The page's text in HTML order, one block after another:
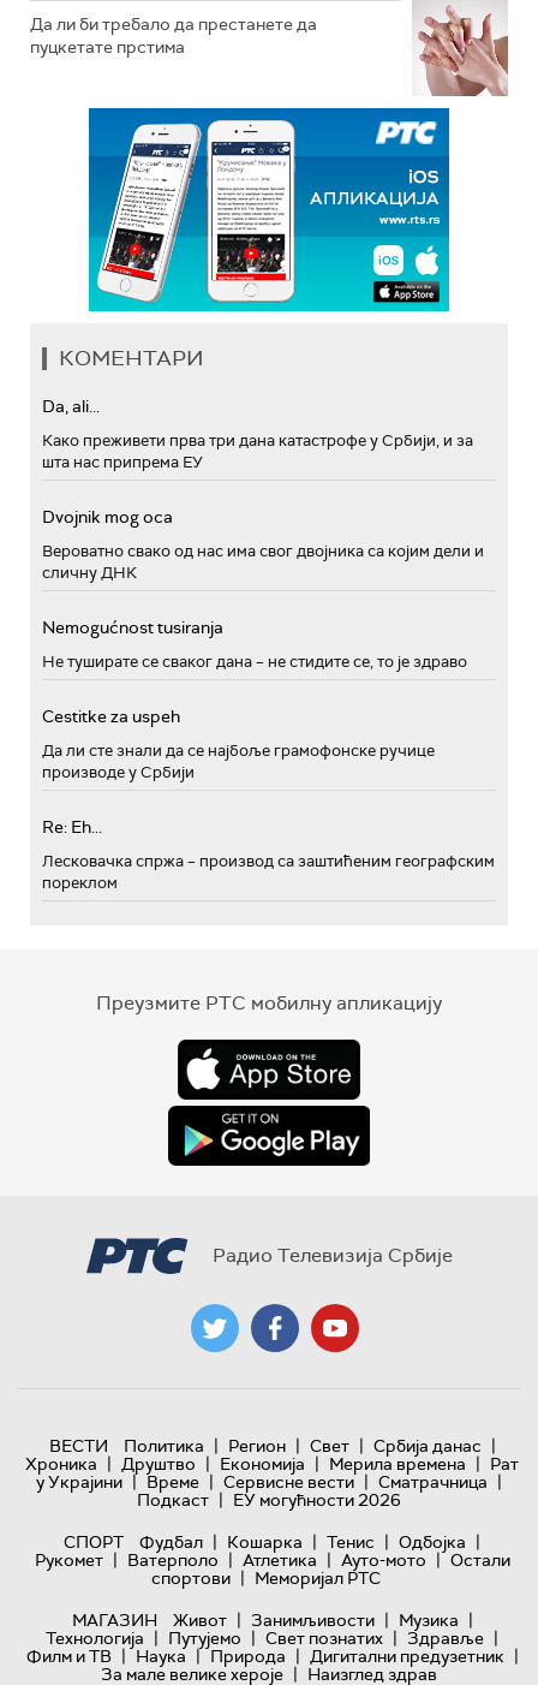
Да ли би требало да престанете да
пуцкетате прстима
КОМЕНТАРИ
Da, ali...
Како преживети прва три дана катастрофе у Србији, и за
шта нас припрема ЕУ
Dvojnik mog oca
Вероватно свако од нас има свог двојника са којим дели и
сличну ДНК
Nemogućnost tusiranja
Не туширате се сваког дана – не стидите се, то је здраво
Cestitke za uspeh
Да ли сте знали да се најбоље грамофонске ручице
производе у Србији
Re: Eh...
Лесковачка спржа – производ са заштићеним географским
пореклом
Преузмите РТС мобилну апликацију
Радио Телевизија Србије
ВЕСТИ Политика | Регион | Свет | Србија данас |
Хроника | Друштво | Економија | Мерила времена | Рат
у Украјини | Време | Сервисне вести | Сматрачница |
Подкаст | ЕУ могућности 2026
СПОРТ
Фудбал | Кошарка | Тенис | Одбојка |
Рукомет | Ватерполо | Атлетика | Ауто-мото | Остали
спортови | Меморијал РТС
МАГАЗИН
Живот | Занимљивости | Музика |
Технологијa | Путујемо | Свет познатих | Здравље |
Филм и ТВ | Наука | Природа | Дигитални предузетник |
За мале велике хероје | Наизглед здрав